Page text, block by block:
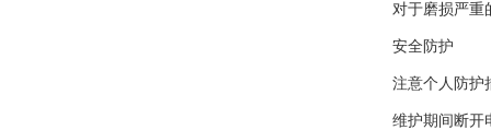
对于磨损严重的
安全防护
注意个人防护措
维护期间断开电